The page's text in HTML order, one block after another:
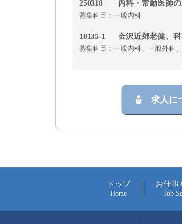
250318 内科・常勤医師の
募集科目：一般内科
10135-1 金沢近郊老健、
募集科目：一般内科、一般外科
求人に
トップ
Home
お仕事
Job